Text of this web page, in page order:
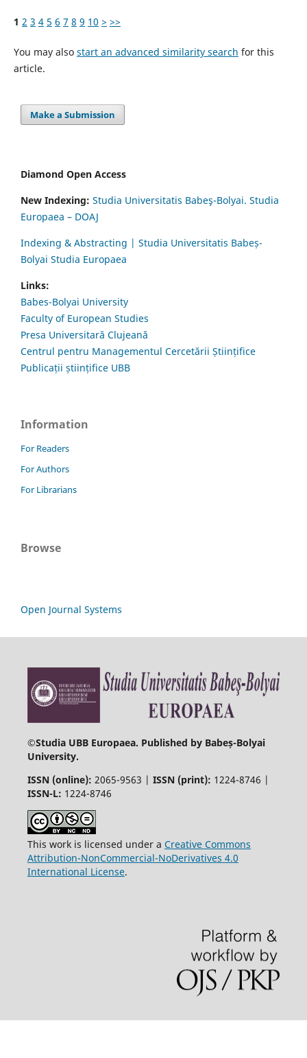
1 2 3 4 5 6 7 8 9 10 > >>
You may also start an advanced similarity search for this
article.
Make a Submission
Diamond Open Access
New Indexing: Studia Universitatis Babeş-Bolyai. Studia
Europaea – DOAJ
Indexing & Abstracting | Studia Universitatis Babeș-
Bolyai Studia Europaea
Links:
Babes-Bolyai University
Faculty of European Studies
Presa Universitară Clujeană
Centrul pentru Managementul Cercetării Științifice
Publicații științifice UBB
Information
For Readers
For Authors
For Librarians
Browse
Open Journal Systems
©Studia UBB Europaea. Published by Babeș-Bolyai
University.
ISSN (online): 2065-9563 | ISSN (print): 1224-8746 |
ISSN-L: 1224-8746
This work is licensed under a Creative Commons
Attribution-NonCommercial-NoDerivatives 4.0
International License.